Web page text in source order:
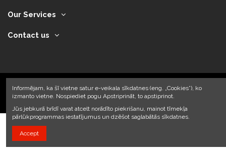
Our Services
Contact us
2024 © Armando Auto SIA
Informējam, ka šī vietne satur e-veikala sīkdatnes (eng. „Cookies”), ko
izmanto vietne. Nospiediet pogu Apstriprināt, to apstiprinot.
Jūs jebkurā brīdī varat atcelt norādīto piekrišanu, mainot tīmekļa
pārlūkprogrammas iestatījumus un dzēšot saglabātās sīkdatnes.
Accept